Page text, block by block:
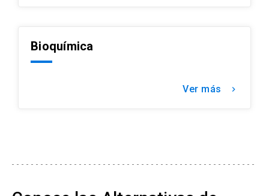
Bioquímica
Ver más keyboard_arrow_right